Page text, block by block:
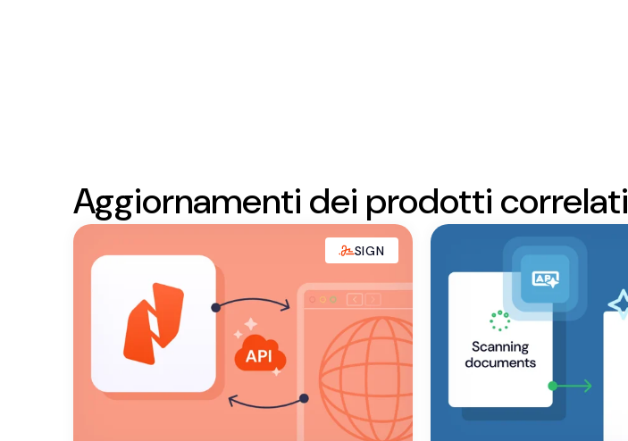
Aggiornamenti dei prodotti correlati
SIGN